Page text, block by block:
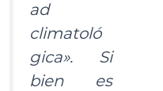
ad
climatoló
gica». Si
bien es